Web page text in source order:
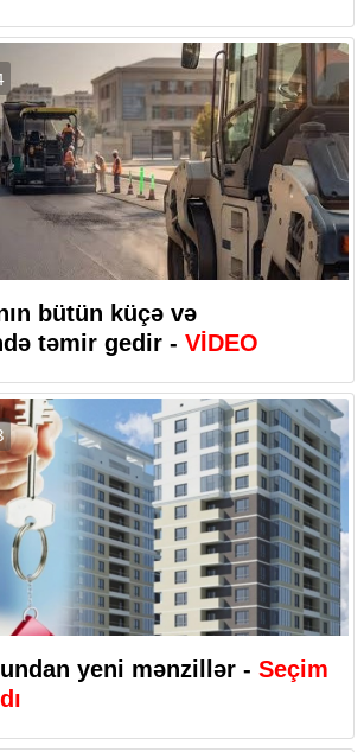
bütün küçə və
təmir gedir - VİDEO
yeni mənzillər - Seçim